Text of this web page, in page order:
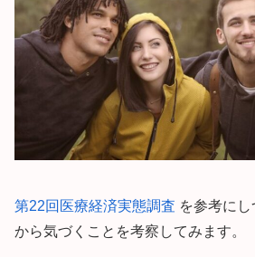
第22回医療経済実態調査 を参考に
から気づくことを考察してみます。